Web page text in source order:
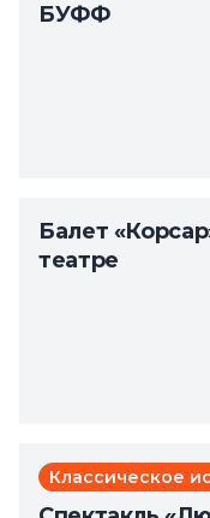
БУФФ
Балет
театре
Классическое